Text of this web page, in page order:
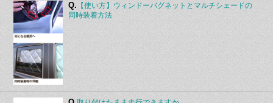
Q. 【使い方】ウィンドーバグネットとマルチシェードの
同時装着方法